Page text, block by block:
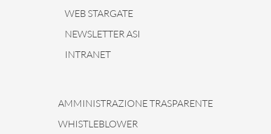
WEB STARGATE
NEWSLETTER ASI
INTRANET
AMMINISTRAZIONE TRASPARENTE
WHISTLEBLOWER